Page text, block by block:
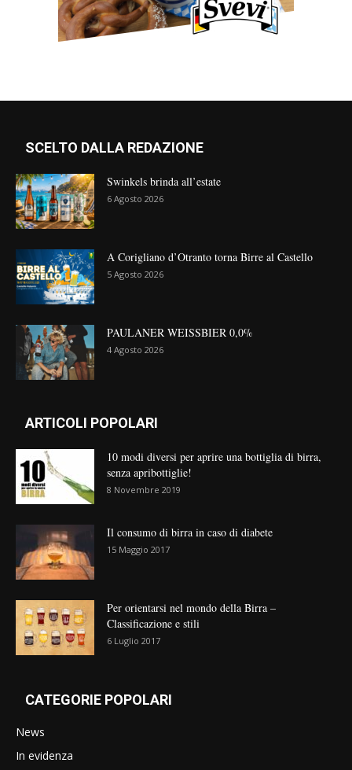
SCELTO DALLA REDAZIONE
Swinkels brinda all’estate
6 Agosto 2026
A Corigliano d’Otranto torna Birre al Castello
5 Agosto 2026
PAULANER WEISSBIER 0,0%
4 Agosto 2026
ARTICOLI POPOLARI
10 modi diversi per aprire una bottiglia di birra,
senza apribottiglie!
8 Novembre 2019
Il consumo di birra in caso di diabete
15 Maggio 2017
Per orientarsi nel mondo della Birra –
Classificazione e stili
6 Luglio 2017
CATEGORIE POPOLARI
News
In evidenza